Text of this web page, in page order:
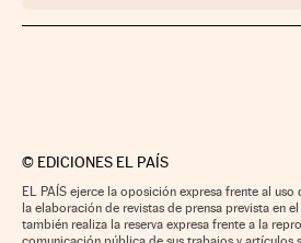
© EDICIONES EL PAÍS
EL PAÍS ejerce la oposición expresa frente al uso
la elaboración de revistas de prensa prevista en
también realiza la reserva expresa frente a la